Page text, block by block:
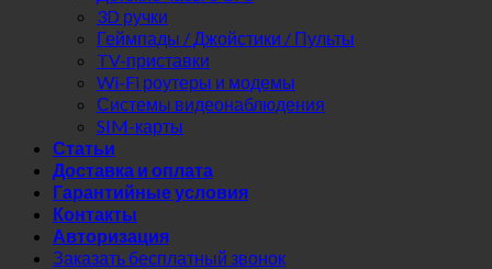
3D ручки
Геймпады / Джойстики / Пульты
TV-приставки
Wi-Fi роутеры и модемы
Системы видеонаблюдения
SIM-карты
Статьи
Доставка и оплата
Гарантийные условия
Контакты
Авторизация
Заказать бесплатный звонок